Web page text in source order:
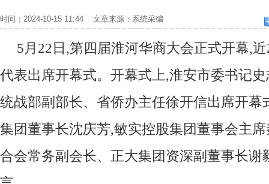
时间：2024-10-15 11:44 文章来源：系统采编
5月22日,第四届淮河华商大会正式开幕,
代表出席开幕式。开幕式上,淮安市委书记
统战部副部长、省侨办主任徐开信出席开幕
集团董事长沈庆芳,敏实控股集团董事会主
合会常务副会长、正大集团资深副董事长谢